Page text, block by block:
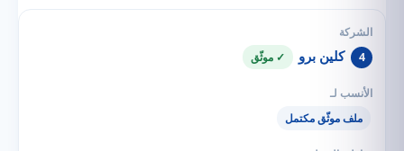
4 كلين برو ✓ موثّق
ملف موثّق مكتمل